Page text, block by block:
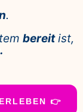
.
bereitist,
👉